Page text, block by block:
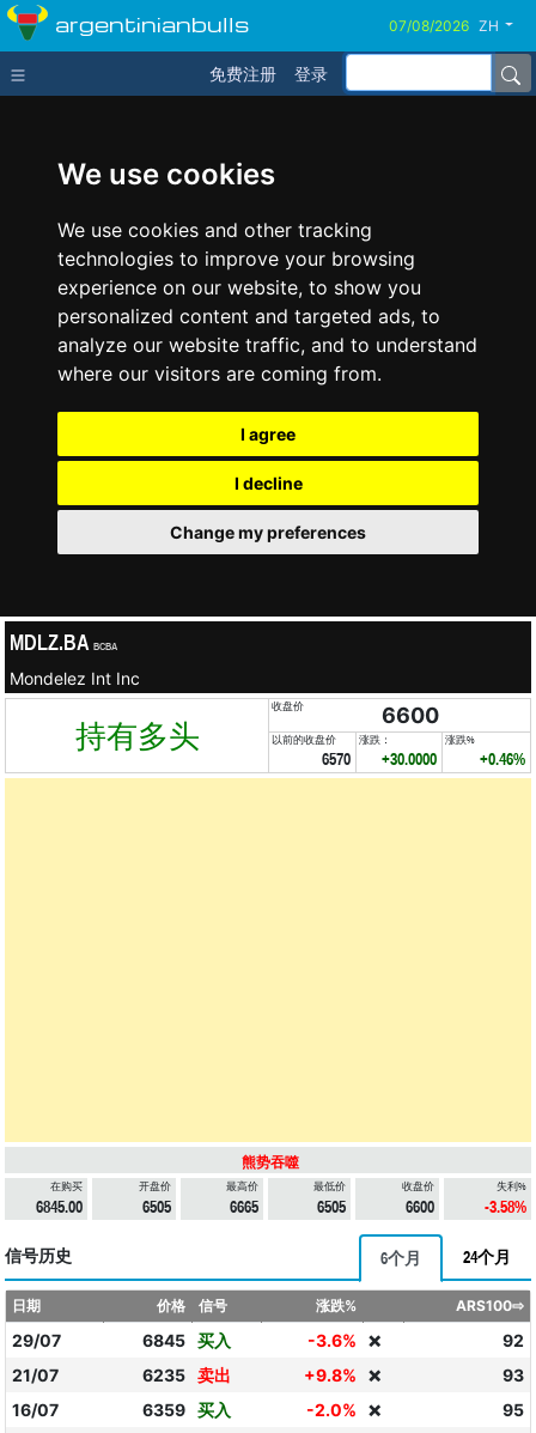
We use cookies
We use cookies and other tracking
technologies to improve your browsing
experience on our website, to show you
personalized content and targeted ads, to
analyze our website traffic, and to understand
where our visitors are coming from.
I agree
I decline
Change my preferences
argentinianbulls ZH
免费注册 登录
MDLZ.BA BCBA
Mondelez Int Inc
持有多头
收盘价 6600
以前的收盘价
6570
涨跌：
+30.0000
涨跌%
+0.46%
熊势吞噬
在购买
6845.00
开盘价
6505
最高价
6665
最低价
6505
收盘价
6600
失利%
-3.58%
信号历史 6个月 24个月
日期 价格 信号 涨跌% ARS100⇨
29/07 6845 买入 -3.6% ❌
92
21/07
6235 卖出 +9.8% ❌
93
16/07
6359 买入 -2.0% ❌
95